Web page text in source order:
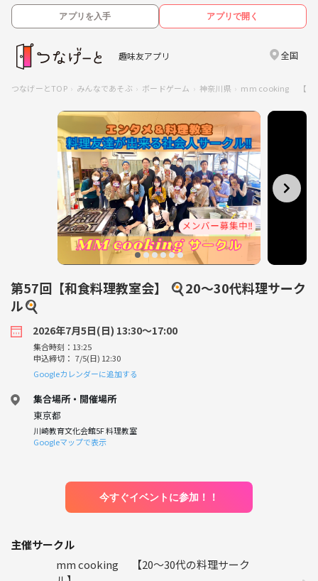
アプリを入手 アプリで開く
趣味友アプリ 全国
つなげーとTOP みんなであそぶ ボードゲーム 神奈川県 mm cooking 【20
第57回【和食料理教室会】 🍳20〜30代料理サーク
ル🍳
2026年7月5日(日) 13:30〜17:00
集合時刻：13:25
申込締切： 7/5(日) 12:30
Googleカレンダーに追加する
集合場所・開催場所
東京都
川崎教育文化会館5F 料理教室
Googleマップで表示
今すぐイベントに参加！！
主催サークル
mm cooking 【20～30代の料理サーク